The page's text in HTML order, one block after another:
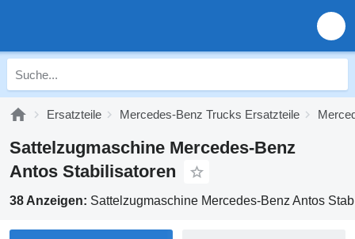
Ersatzteile Mercedes-Benz Trucks Ersatzteile
Sattelzugmaschine Mercedes-Benz
Antos Stabilisatoren
38 Anzeigen: Sattelzugmaschine Mercedes-Benz Antos